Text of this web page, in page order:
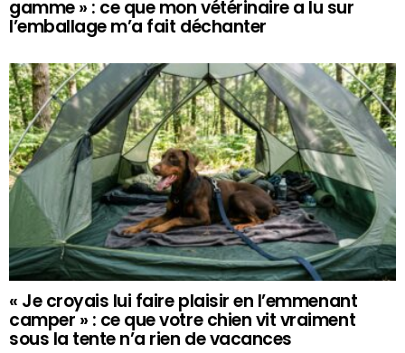
gamme » : ce que mon vétérinaire a lu sur
l’emballage m’a fait déchanter
« Je croyais lui faire plaisir en l’emmenant
camper » : ce que votre chien vit vraiment
sous la tente n’a rien de vacances